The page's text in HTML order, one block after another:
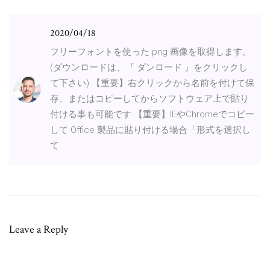
2020/04/18
フリーフォントを使った png 画像を取得します。
(ダウンロードは、『 ダンロード 』をクリックし
て下さい) 【重要】右クリックから名前を付けて保
存、またはコピーしてからソフトウェア上で貼り
付ける事も可能です 【重要】IEやChromeでコピー
して Office 製品に貼り付ける場合「形式を選択し
て
Leave a Reply